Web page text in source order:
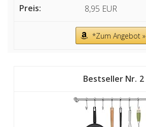
8,95 EUR
*Zum Angebot »
2